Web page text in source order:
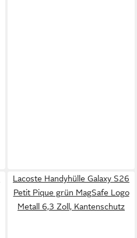
Lacoste Handyhülle Galaxy S26
Petit Pique grün MagSafe Logo
Metall 6,3 Zoll, Kantenschutz